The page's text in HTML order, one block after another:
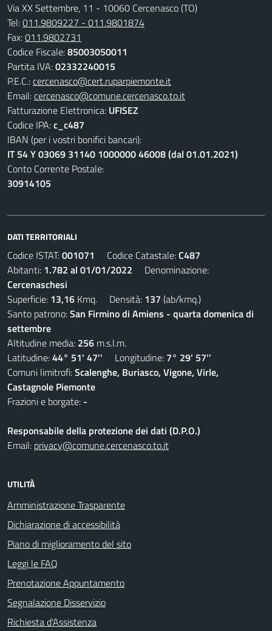
Via XX Settembre, 11 - 10060 Cercenasco (TO)
Tel:011.9809227 - 011.9801874
Fax:011.9802731
Codice Fiscale:85003050011
Partita IVA:02332240015
P.E.C.:cercenasco@cert.ruparpiemonte.it
Email:cercenasco@comune.cercenasco.to.it
Fatturazione Elettronica: UFISEZ
Codice IPA:c_c487
IBAN (per i vostri bonifici bancari):
IT 54 Y 03069 31140 1000000 46008 (dal 01.01.2021)
Conto Corrente Postale:
30914105
DATI TERRITORIALI
Codice ISTAT:001071 Codice Catastale:C487
Abitanti: 1.782 al 01/01/2022 Denominazione:
Cercenaschesi
Superficie: 13,16 Kmq. Densità: 137 (ab/kmq.)
Santo patrono:San Firmino di Amiens - quarta domenica di
settembre
Altitudine media: 256 m.s.l.m.
Latitudine:44° 51' 47'' Longitudine: 7° 29' 57''
Comuni limitrofi:Scalenghe, Buriasco, Vigone, Virle,
Castagnole Piemonte
Frazioni e borgate: -
Responsabile della protezione dei dati (D.P.O.)
Email: privacy@comune.cercenasco.to.it
UTILITÀ
Amministrazione Trasparente
Dichiarazione di accessibilità
Piano di miglioramento del sito
Leggi le FAQ
Prenotazione Appuntamento
Segnalazione Disservizio
Richiesta d'Assistenza